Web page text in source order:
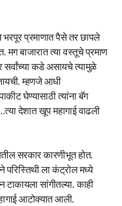
भरपूर प्रमाणात पैसे तर छापले
मग बाजारात त्या वस्तूचे प्रमाण
कडे असायचे त्यामुळे
म्हणजे आधी
घेण्यासाठी त्यांना बॅग
देशात खूप महागाई वाढली
सरकार कारणीभूत होत.
परिस्तिथी ला कंट्रोल मध्ये
टाकायला सांगीतल्या. काही
आटोक्यात आली.